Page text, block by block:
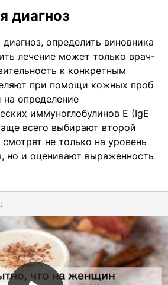
диагноз
определить виновника
лечение может только врач-
к конкретным
при помощи кожных проб
на определение
иммуноглобулинов Е (IgE
всего выбирают второй
не только на уровень
но и оценивают выраженность